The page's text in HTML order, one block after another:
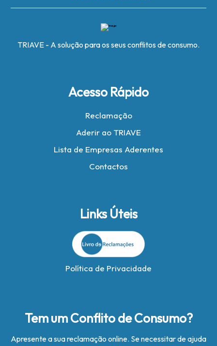
TRIAVE - A solução para os seus conflitos de consumo.
Acesso Rápido
Reclamação
Aderir ao TRIAVE
Lista de Empresas Aderentes
Contactos
Links Úteis
Política de Privacidade
Tem um Conflito de Consumo?
Apresente a sua reclamação online. Se necessitar de ajuda